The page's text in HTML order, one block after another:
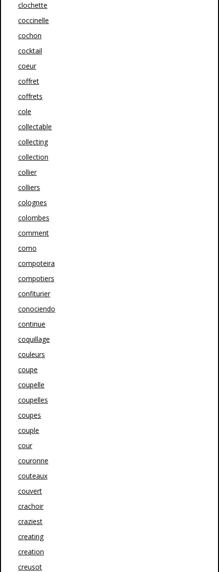
clochette
coccinelle
cochon
cocktail
coeur
coffret
coffrets
cole
collectable
collecting
collection
collier
colliers
colognes
colombes
comment
como
compoteira
compotiers
confiturier
conociendo
continue
coquillage
couleurs
coupe
coupelle
coupelles
coupes
couple
cour
couronne
couteaux
couvert
crachoir
craziest
creating
creation
creusot